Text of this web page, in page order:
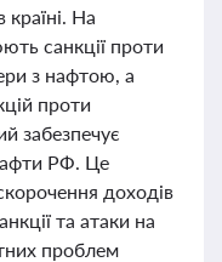
На
санкції проти
з нафтою, а
проти
забезпечує
РФ. Це
доходів
та атаки на
проблем